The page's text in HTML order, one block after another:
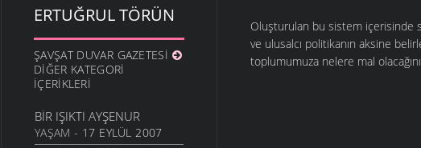
ERTUĞRUL TÖRÜN
ŞAVŞAT DUVAR GAZETESI
DIĞER KATEGORI
İÇERIKLERI
BIR IŞIKTI AYŞENUR
YAŞAM - 17 EYLÜL 2007
Oluşturulan bu sistem içerisinde
ve ulusalcı politikanın aksine
toplumumuza nelere mal